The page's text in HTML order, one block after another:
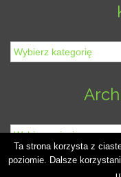
Kategorie
Archiwum
wpisów
© Przedszkole Publiczne im.
Ta strona korzysta z
poziomie. Dalsze